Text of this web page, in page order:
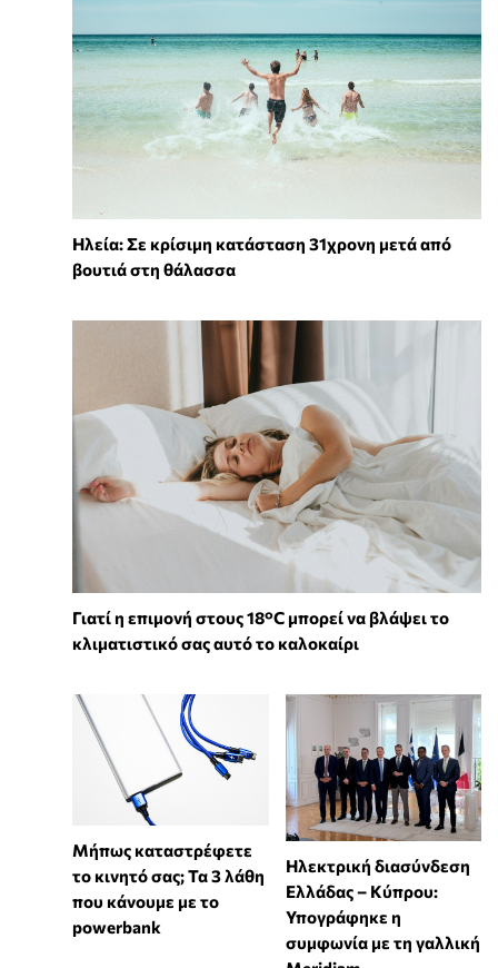
Ηλεία: Σε κρίσιμη κατάσταση 31χρονη μετά από
βουτιά στη θάλασσα
Γιατί η επιμονή στους 18°C μπορεί να βλάψει το
κλιματιστικό σας αυτό το καλοκαίρι
Μήπως καταστρέφετε
το κινητό σας; Τα 3 λάθη
που κάνουμε με το
powerbank
Ηλεκτρική διασύνδεση
Ελλάδας – Κύπρου:
Υπογράφηκε η
συμφωνία με τη γαλλική